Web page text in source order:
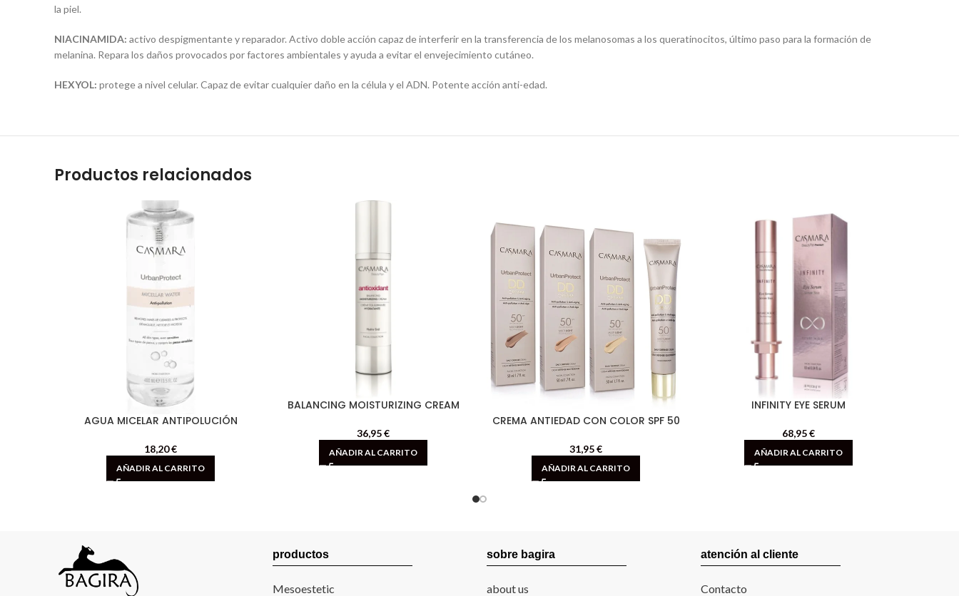
la piel.
NIACINAMIDA: activo despigmentante y reparador. Activo doble acción capaz de interferir en la transferencia de los melanosomas a los queratinocitos, último paso para la formación de
melanina. Repara los daños provocados por factores ambientales y ayuda a evitar el envejecimiento cutáneo.
HEXYOL: protege a nivel celular. Capaz de evitar cualquier daño en la célula y el ADN. Potente acción anti-edad.
Productos relacionados
AGUA MICELAR ANTIPOLUCIÓN
18,20€
AÑADIR AL CARRITO
BALANCING MOISTURIZING CREAM
36,95€
AÑADIR AL CARRITO
CREMA ANTIEDAD CON COLOR SPF 50
31,95€
AÑADIR AL CARRITO
INFINITY EYE SERUM
68,95€
AÑADIR AL CARRITO
productos
Mesoestetic
sobre bagira
about us
atención al cliente
Contacto